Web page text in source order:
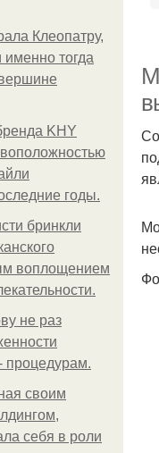
Клеопатру,
тогда
KHY
годы.
бринкли
воплощением
не раз
процедурам.
своим
себя в роли